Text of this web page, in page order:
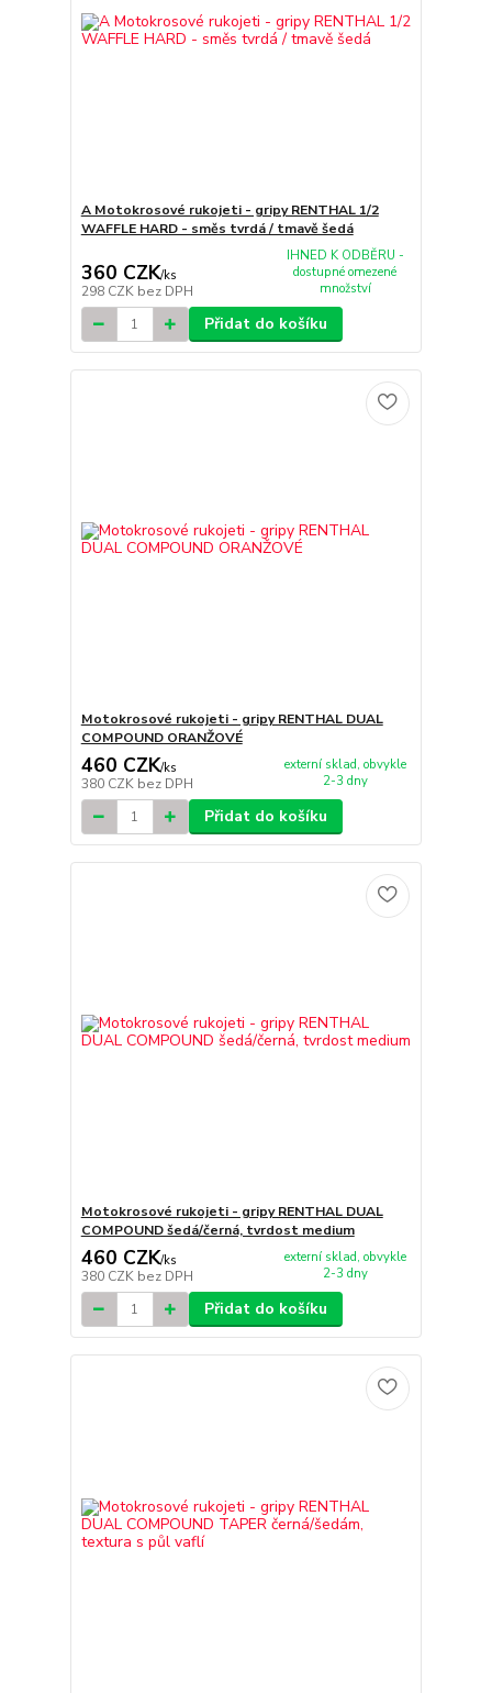
A Motokrosové rukojeti - gripy RENTHAL 1/2
WAFFLE HARD - směs tvrdá / tmavě šedá
360 CZK/ks
298 CZK bez DPH
IHNED K ODBĚRU -
dostupné omezené
množství
Přidat do košíku
Motokrosové rukojeti - gripy RENTHAL DUAL
COMPOUND ORANŽOVÉ
460 CZK/ks
380 CZK bez DPH
externí sklad, obvykle
2-3 dny
Přidat do košíku
Motokrosové rukojeti - gripy RENTHAL DUAL
COMPOUND šedá/černá, tvrdost medium
460 CZK/ks
380 CZK bez DPH
externí sklad, obvykle
2-3 dny
Přidat do košíku